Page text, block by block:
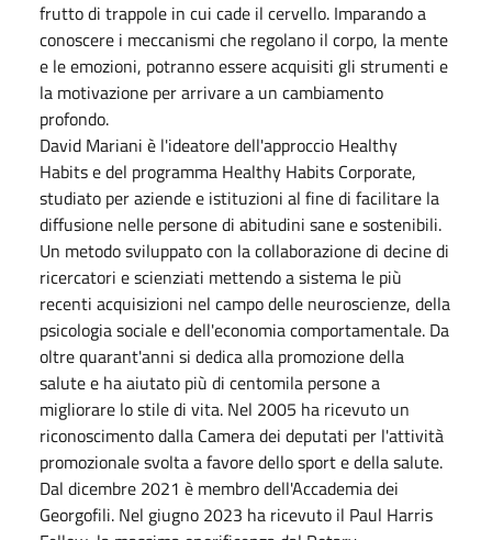
frutto di trappole in cui cade il cervello. Imparando a
conoscere i meccanismi che regolano il corpo, la mente
e le emozioni, potranno essere acquisiti gli strumenti e
la motivazione per arrivare a un cambiamento
profondo.
David Mariani è l'ideatore dell'approccio Healthy
Habits e del programma Healthy Habits Corporate,
studiato per aziende e istituzioni al fine di facilitare la
diffusione nelle persone di abitudini sane e sostenibili.
Un metodo sviluppato con la collaborazione di decine di
ricercatori e scienziati mettendo a sistema le più
recenti acquisizioni nel campo delle neuroscienze, della
psicologia sociale e dell'economia comportamentale. Da
oltre quarant'anni si dedica alla promozione della
salute e ha aiutato più di centomila persone a
migliorare lo stile di vita. Nel 2005 ha ricevuto un
riconoscimento dalla Camera dei deputati per l'attività
promozionale svolta a favore dello sport e della salute.
Dal dicembre 2021 è membro dell'Accademia dei
Georgofili. Nel giugno 2023 ha ricevuto il Paul Harris